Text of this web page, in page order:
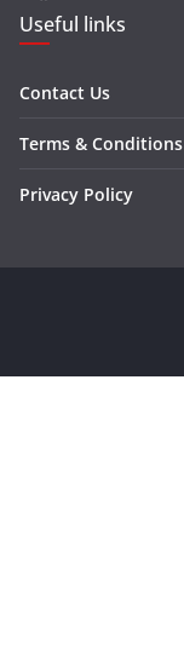
Useful links
Contact Us
Terms & Conditions
Privacy Policy